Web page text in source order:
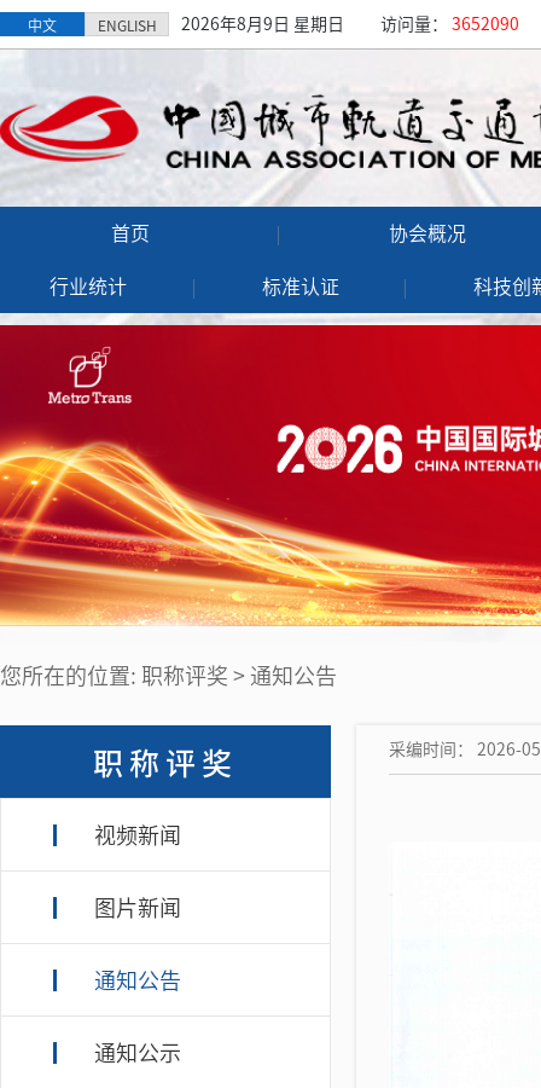
中文 ENGLISH 2026年8月9日 星期日 访问量： 3652090
首页 协会概况
行业统计 标准认证 科技创
您所在的位置: 职称评奖 > 通知公告
职称评奖
视频新闻
图片新闻
通知公告
通知公示
采编时间： 2026-